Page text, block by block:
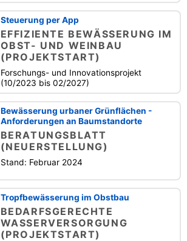
Steuerung per App
EFFIZIENTE BEWÄSSERUNG IM
OBST- UND WEINBAU
(PROJEKTSTART)
Forschungs- und Innovationsprojekt
(10/2023 bis 02/2027)
Bewässerung urbaner Grünflächen -
Anforderungen an Baumstandorte
BERATUNGSBLATT
(NEUERSTELLUNG)
Stand: Februar 2024
Tropfbewässerung im Obstbau
BEDARFSGERECHTE
WASSERVERSORGUNG
(PROJEKTSTART)